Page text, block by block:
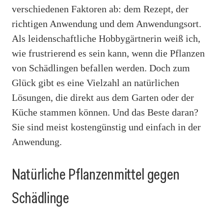
verschiedenen Faktoren ab: dem Rezept, der
richtigen Anwendung und dem Anwendungsort.
Als leidenschaftliche Hobbygärtnerin weiß ich,
wie frustrierend es sein kann, wenn die Pflanzen
von Schädlingen befallen werden. Doch zum
Glück gibt es eine Vielzahl an natürlichen
Lösungen, die direkt aus dem Garten oder der
Küche stammen können. Und das Beste daran?
Sie sind meist kostengünstig und einfach in der
Anwendung.
Natürliche Pflanzenmittel gegen
Schädlinge